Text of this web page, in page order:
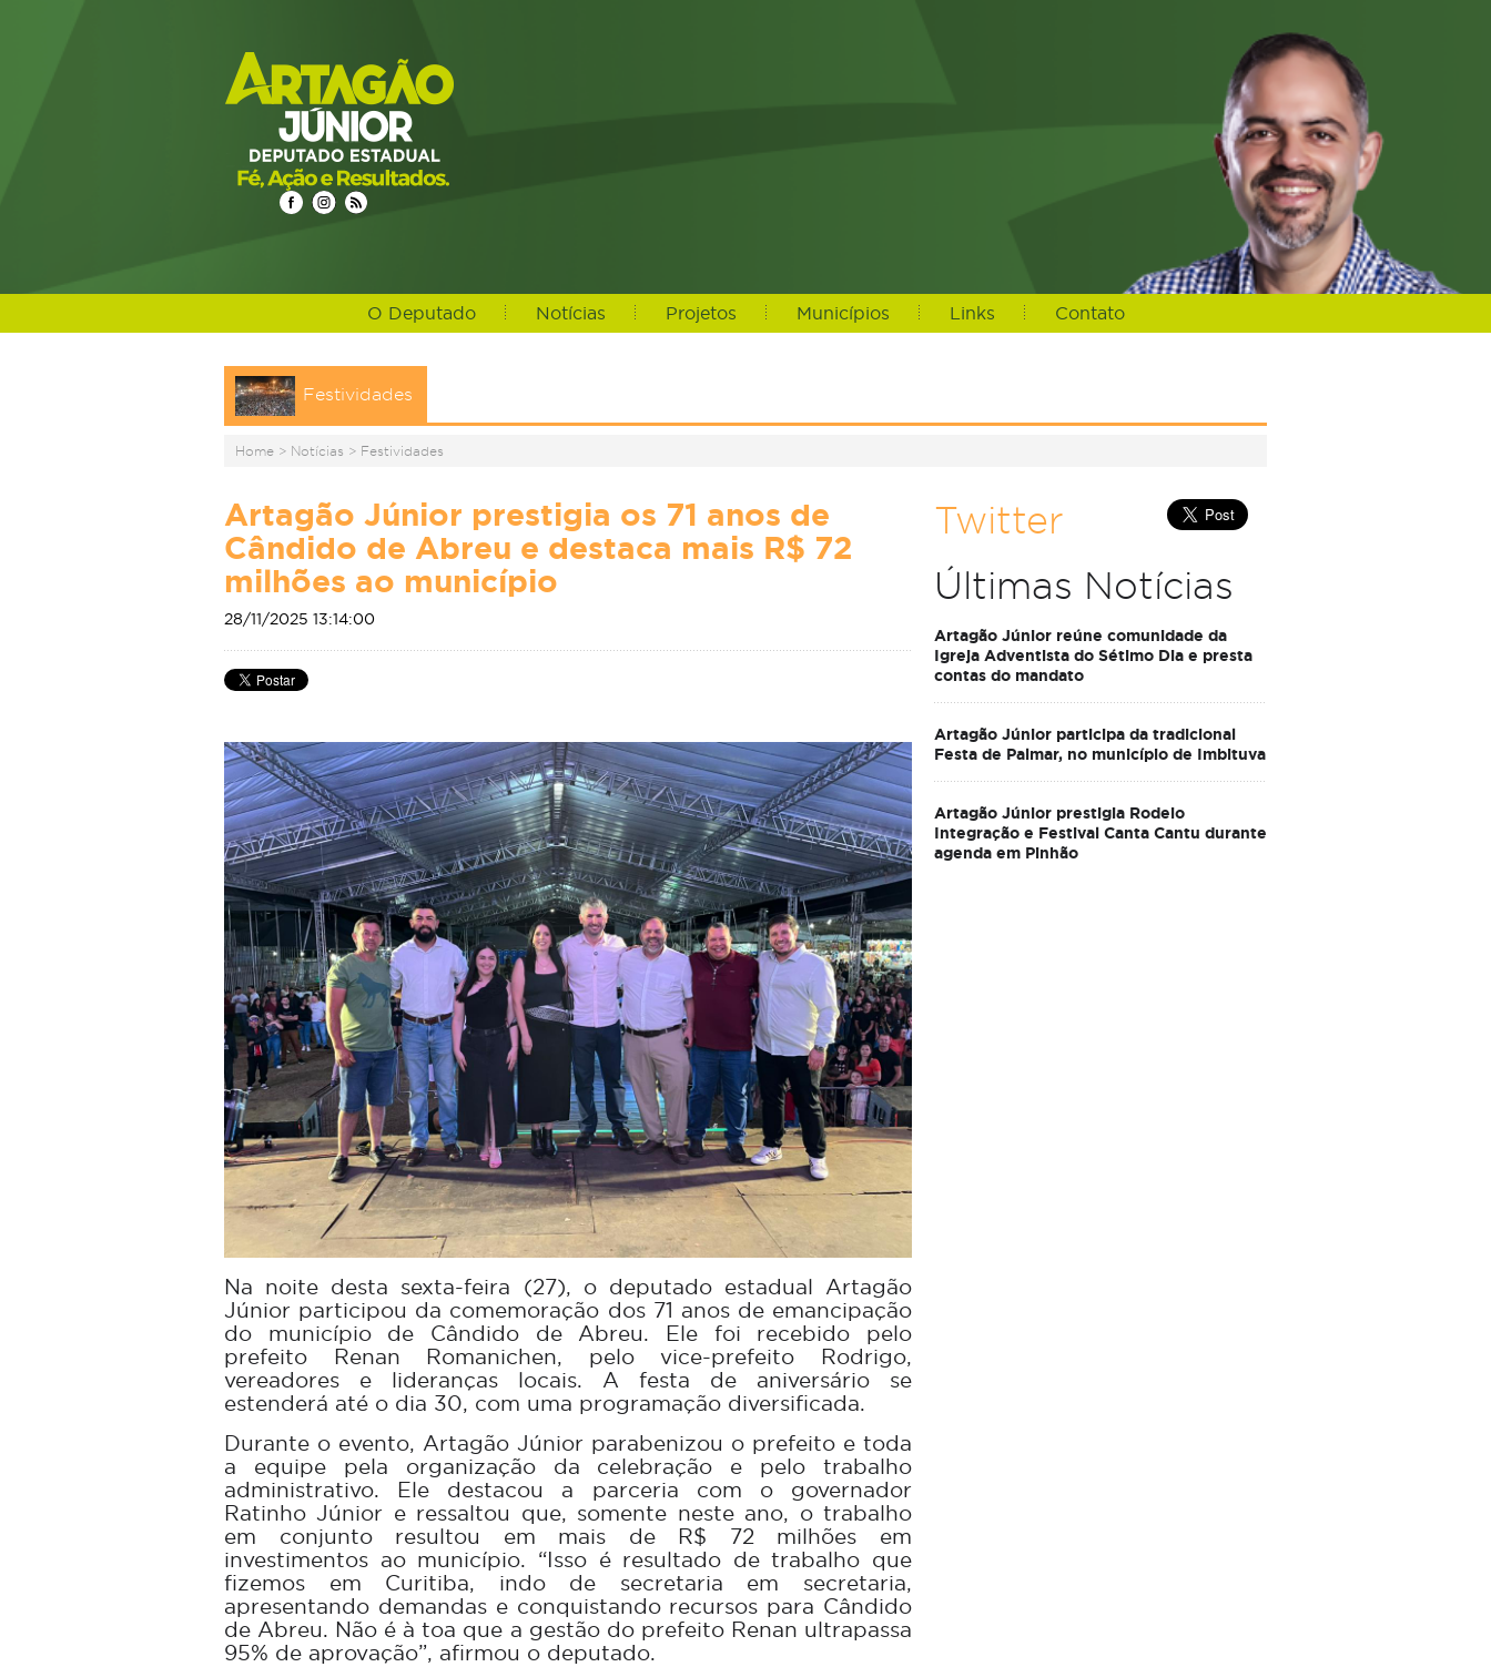
O Deputado Notícias Projetos Municípios Links Contato
Festividades
Home > Notícias > Festividades
Artagão Júnior prestigia os 71 anos de
Cândido de Abreu e destaca mais R$ 72
milhões ao município
28/11/2025 13:14:00
Na noite desta sexta-feira (27), o deputado estadual Artagão
Júnior participou da comemoração dos 71 anos de emancipação
do município de Cândido de Abreu. Ele foi recebido pelo
prefeito Renan Romanichen, pelo vice-prefeito Rodrigo,
vereadores e lideranças locais. A festa de aniversário se
estenderá até o dia 30, com uma programação diversificada.
Durante o evento, Artagão Júnior parabenizou o prefeito e toda
a equipe pela organização da celebração e pelo trabalho
administrativo. Ele destacou a parceria com o governador
Ratinho Júnior e ressaltou que, somente neste ano, o trabalho
em conjunto resultou em mais de R$ 72 milhões em
investimentos ao município. “Isso é resultado de trabalho que
fizemos em Curitiba, indo de secretaria em secretaria,
apresentando demandas e conquistando recursos para Cândido
de Abreu. Não é à toa que a gestão do prefeito Renan ultrapassa
95% de aprovação”, afirmou o deputado.
Twitter
Últimas Notícias
Artagão Júnior reúne comunidade da
Igreja Adventista do Sétimo Dia e presta
contas do mandato
Artagão Júnior participa da tradicional
Festa de Palmar, no município de Imbituva
Artagão Júnior prestigia Rodeio
Integração e Festival Canta Cantu durante
agenda em Pinhão